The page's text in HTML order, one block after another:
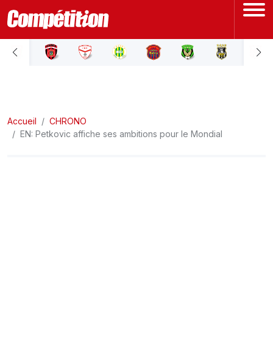
ACCUEIL
LIGUE 2
Accueil
CHRONO
EN: Petkovic affiche ses ambitions pour le Mondial